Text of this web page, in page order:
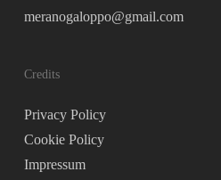
meranogaloppo@gmail.com
Credits
Privacy Policy
Cookie Policy
Impressum